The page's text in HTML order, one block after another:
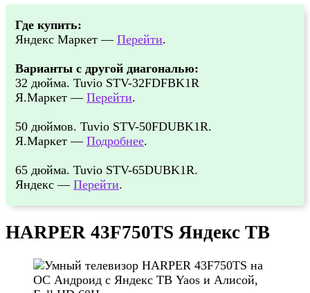
Где купить:
Яндекс Маркет — Перейти.
Варианты с другой диагональю:
32 дюйма. Tuvio STV-32FDFBK1R
Я.Маркет — Перейти.
50 дюймов. Tuvio STV-50FDUBK1R.
Я.Маркет — Подробнее.
65 дюйма. Tuvio STV-65DUBK1R.
Яндекс — Перейти.
HARPER 43F750TS Яндекс ТВ